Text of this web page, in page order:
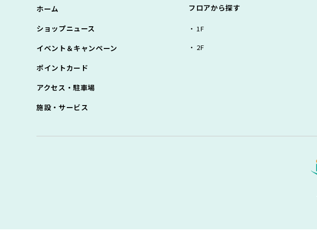
ホーム
ショップニュース
イベント＆キャンペーン
ポイントカード
アクセス・駐車場
施設・サービス
フロアから探す
1F
2F